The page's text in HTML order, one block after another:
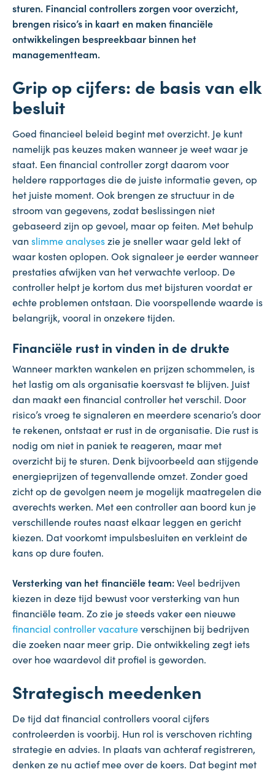
sturen. Financial controllers zorgen voor overzicht,
brengen risico’s in kaart en maken financiële
ontwikkelingen bespreekbaar binnen het
managementteam.
Grip op cijfers: de basis van elk
besluit
Goed financieel beleid begint met overzicht. Je kunt
namelijk pas keuzes maken wanneer je weet waar je
staat. Een financial controller zorgt daarom voor
heldere rapportages die de juiste informatie geven, op
het juiste moment. Ook brengen ze structuur in de
stroom van gegevens, zodat beslissingen niet
gebaseerd zijn op gevoel, maar op feiten. Met behulp
van slimme analyseszie je sneller waar geld lekt of
waar kosten oplopen. Ook signaleer je eerder wanneer
prestaties afwijken van het verwachte verloop. De
controller helpt je kortom dus met bijsturen voordat er
echte problemen ontstaan. Die voorspellende waarde is
belangrijk, vooral in onzekere tijden.
Financiële rust in vinden in de drukte
Wanneer markten wankelen en prijzen schommelen, is
het lastig om als organisatie koersvast te blijven. Juist
dan maakt een financial controller het verschil. Door
risico’s vroeg te signaleren en meerdere scenario’s door
te rekenen, ontstaat er rust in de organisatie. Die rust is
nodig om niet in paniek te reageren, maar met
overzicht bij te sturen. Denk bijvoorbeeld aan stijgende
energieprijzen of tegenvallende omzet. Zonder goed
zicht op de gevolgen neem je mogelijk maatregelen die
averechts werken. Met een controller aan boord kun je
verschillende routes naast elkaar leggen en gericht
kiezen. Dat voorkomt impulsbesluiten en verkleint de
kans op dure fouten.
Versterking van het financiële team:Veel bedrijven
kiezen in deze tijd bewust voor versterking van hun
financiële team. Zo zie je steeds vaker een nieuwe
financial controller vacatureverschijnen bij bedrijven
die zoeken naar meer grip. Die ontwikkeling zegt iets
over hoe waardevol dit profiel is geworden.
Strategisch meedenken
De tijd dat financial controllers vooral cijfers
controleerden is voorbij. Hun rol is verschoven richting
strategie en advies. In plaats van achteraf registreren,
denken ze nu actief mee over de koers. Dat begint met